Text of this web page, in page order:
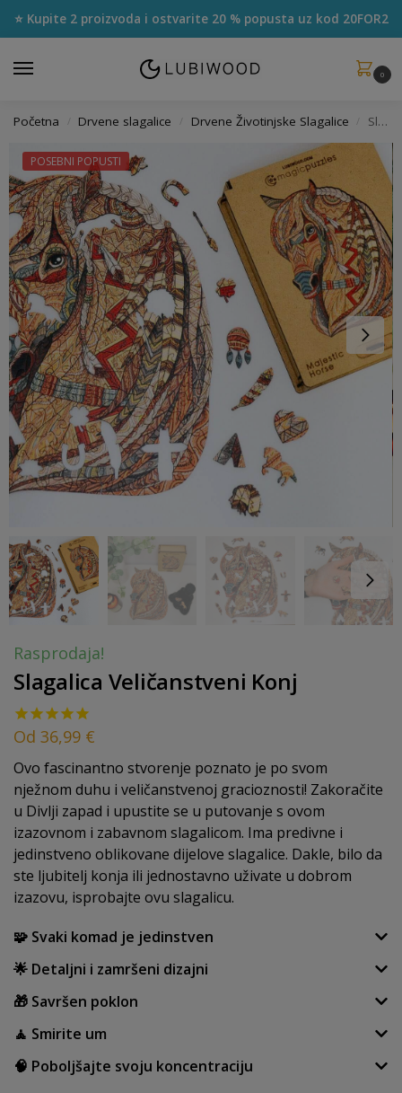
⭐ Kupite 2 proizvoda i ostvarite 20 % popusta uz kod 20FOR2
0
Početna / Drvene slagalice / Drvene Životinjske Slagalice / Slagalica Veličanstveni Konj
POSEBNI POPUSTI
Rasprodaja!
Slagalica Veličanstveni Konj
Od 36,99 €
Ovo fascinantno stvorenje poznato je po svom
nježnom duhu i veličanstvenoj gracioznosti! Zakoračite
u Divlji zapad i upustite se u putovanje s ovom
izazovnom i zabavnom slagalicom. Ima predivne i
jedinstveno oblikovane dijelove slagalice. Dakle, bilo da
ste ljubitelj konja ili jednostavno uživate u dobrom
izazovu, isprobajte ovu slagalicu.
🧩 Svaki komad je jedinstven
🌟 Detaljni i zamršeni dizajni
🎁 Savršen poklon
🧘 Smirite um
🧠 Poboljšajte svoju koncentraciju